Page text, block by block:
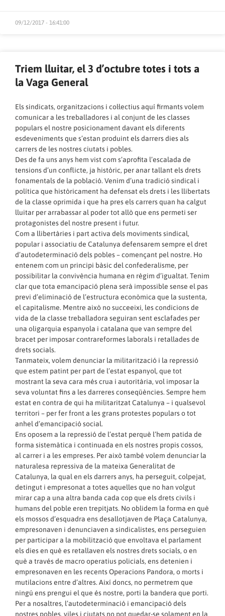
09/12/2017 - 16:41:00
Triem lluitar, el 3 d’octubre totes i tots a
la Vaga General
Els sindicats, organitzacions i col·lectius aquí firmants volem
comunicar a les treballadores i al conjunt de les classes
populars el nostre posicionament davant els diferents
esdeveniments que s’estan produint els darrers dies als
carrers de les nostres ciutats i pobles.
Des de fa uns anys hem vist com s’aprofita l’escalada de
tensions d’un conflicte, ja històric, per anar tallant els drets
fonamentals de la població. Venim d’una tradició sindical i
política que històricament ha defensat els drets i les llibertats
de la classe oprimida i que ha pres els carrers quan ha calgut
lluitar per arrabassar al poder tot allò que ens permeti ser
protagonistes del nostre present i futur.
Com a llibertàries i part activa dels moviments sindical,
popular i associatiu de Catalunya defensarem sempre el dret
d’autodeterminació dels pobles – començant pel nostre. Ho
entenem com un principi bàsic del confederalisme, per
possibilitar la convivència humana en règim d’igualtat. Tenim
clar que tota emancipació plena serà impossible sense el pas
previ d’eliminació de l’estructura econòmica que la sustenta,
el capitalisme. Mentre això no succeeixi, les condicions de
vida de la classe treballadora seguiran sent esclafades per
una oligarquia espanyola i catalana que van sempre del
bracet per imposar contrareformes laborals i retallades de
drets socials.
Tanmateix, volem denunciar la militarització i la repressió
que estem patint per part de l’estat espanyol, que tot
mostrant la seva cara més crua i autoritària, vol imposar la
seva voluntat fins a les darreres conseqüències. Sempre hem
estat en contra de qui ha militaritzat Catalunya – i qualsevol
territori – per fer front a les grans protestes populars o tot
anhel d’emancipació social.
Ens oposem a la repressió de l’estat perquè l’hem patida de
forma sistemàtica i continuada en els nostres propis cossos,
al carrer i a les empreses. Per això també volem denunciar la
naturalesa repressiva de la mateixa Generalitat de
Catalunya, la qual en els darrers anys, ha perseguit, colpejat,
detingut i empresonat a totes aquelles que no han volgut
mirar cap a una altra banda cada cop que els drets civils i
humans del poble eren trepitjats. No oblidem la forma en què
els mossos d’esquadra ens desallotjaven de Plaça Catalunya,
empresonaven i denunciaven a sindicalistes, ens perseguien
per participar a la mobilització que envoltava el parlament
els dies en què es retallaven els nostres drets socials, o en
què a través de macro operatius policials, ens detenien i
empresonaven en les recents Operacions Pandora, o morts i
mutilacions entre d’altres. Així doncs, no permetrem que
ningú ens prengui el que és nostre, porti la bandera que porti.
Per a nosaltres, l’autodeterminació i emancipació dels
nostres pobles, viles i ciutats no pot quedar-se solament en la